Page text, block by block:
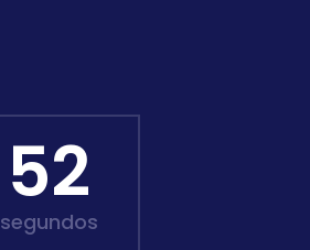
50
segundos